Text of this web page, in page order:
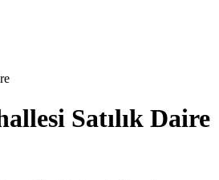
Satılık Daire